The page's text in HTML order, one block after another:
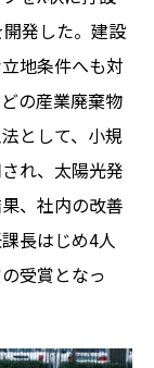
発した。建設
地条件へも対
の産業廃棄物
として、小規
れ、太陽光発
、社内の改善
長はじめ4人
受賞となっ